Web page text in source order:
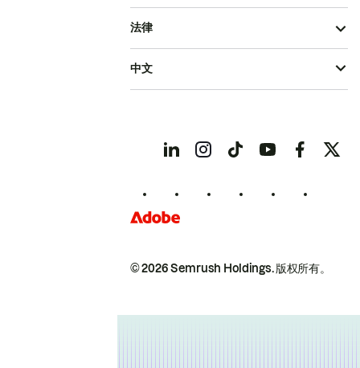
© 2026 Semrush Holdings.版权所有。
法律
中文